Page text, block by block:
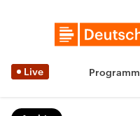
Live Programm